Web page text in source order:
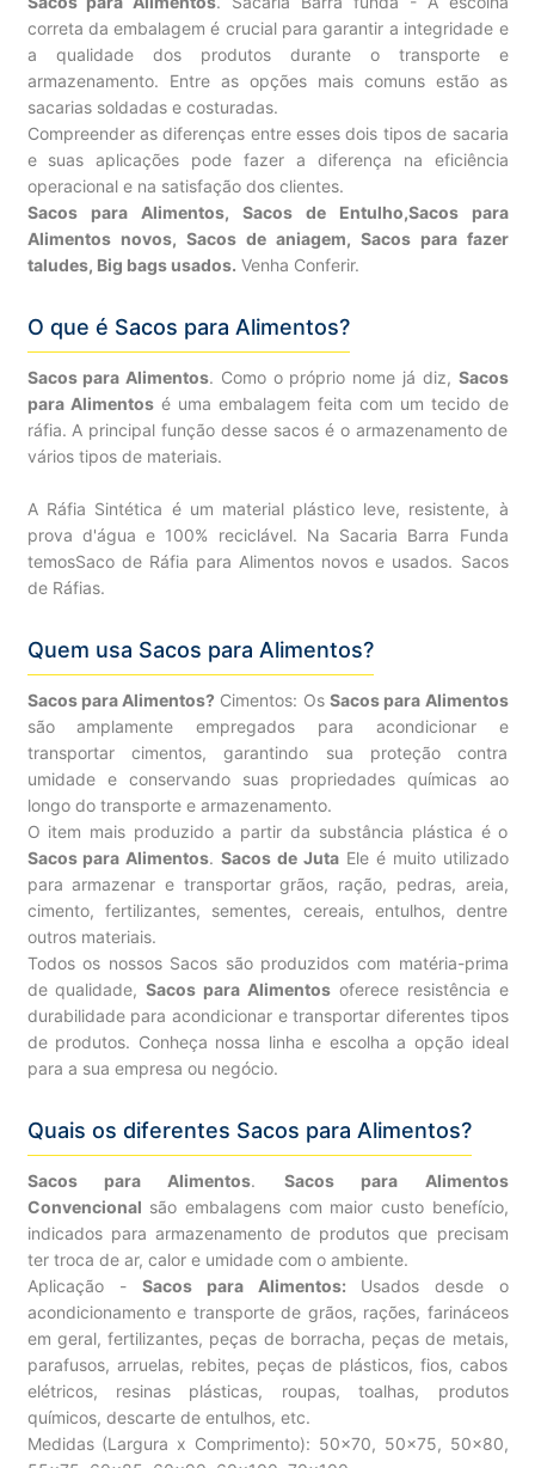
correta da embalagem é crucial para garantir a integridade e
a qualidade dos produtos durante o transporte e
armazenamento. Entre as opções mais comuns estão as
sacarias soldadas e costuradas.
Compreender as diferenças entre esses dois tipos de sacaria
e suas aplicações pode fazer a diferença na eficiência
operacional e na satisfação dos clientes.
Sacos para Alimentos, Sacos de Entulho,Sacos para
Alimentos novos, Sacos de aniagem, Sacos para fazer
taludes, Big bags usados. Venha Conferir.
O que é Sacos para Alimentos?
Sacos para Alimentos. Como o próprio nome já diz, Sacos
para Alimentosé uma embalagem feita com um tecido de
ráfia. A principal função desse sacos é o armazenamento de
vários tipos de materiais.
A Ráfia Sintética é um material plástico leve, resistente, à
prova d'água e 100% reciclável. Na Sacaria Barra Funda
temosSaco de Ráfia para Alimentos novos e usados. Sacos
de Ráfias.
Quem usa Sacos para Alimentos?
Sacos para Alimentos? Cimentos: Os Sacos para Alimentos
são amplamente empregados para acondicionar e
transportar cimentos, garantindo sua proteção contra
umidade e conservando suas propriedades químicas ao
longo do transporte e armazenamento.
O item mais produzido a partir da substância plástica é o
Sacos para Alimentos.Sacos de JutaEle é muito utilizado
para armazenar e transportar grãos, ração, pedras, areia,
cimento, fertilizantes, sementes, cereais, entulhos, dentre
outros materiais.
Todos os nossos Sacos são produzidos com matéria-prima
de qualidade,Sacos para Alimentosoferece resistência e
durabilidade para acondicionar e transportar diferentes tipos
de produtos. Conheça nossa linha e escolha a opção ideal
para a sua empresa ou negócio.
Quais os diferentes Sacos para Alimentos?
Sacos para Alimentos. Sacos para Alimentos
Convencional são embalagens com maior custo benefício,
indicados para armazenamento de produtos que precisam
ter troca de ar, calor e umidade com o ambiente.
Aplicação - Sacos para Alimentos: Usados desde o
acondicionamento e transporte de grãos, rações, farináceos
em geral, fertilizantes, peças de borracha, peças de metais,
parafusos, arruelas, rebites, peças de plásticos, fios, cabos
elétricos, resinas plásticas, roupas, toalhas, produtos
químicos, descarte de entulhos, etc.
Medidas (Largura x Comprimento): 50×70, 50×75, 50×80,